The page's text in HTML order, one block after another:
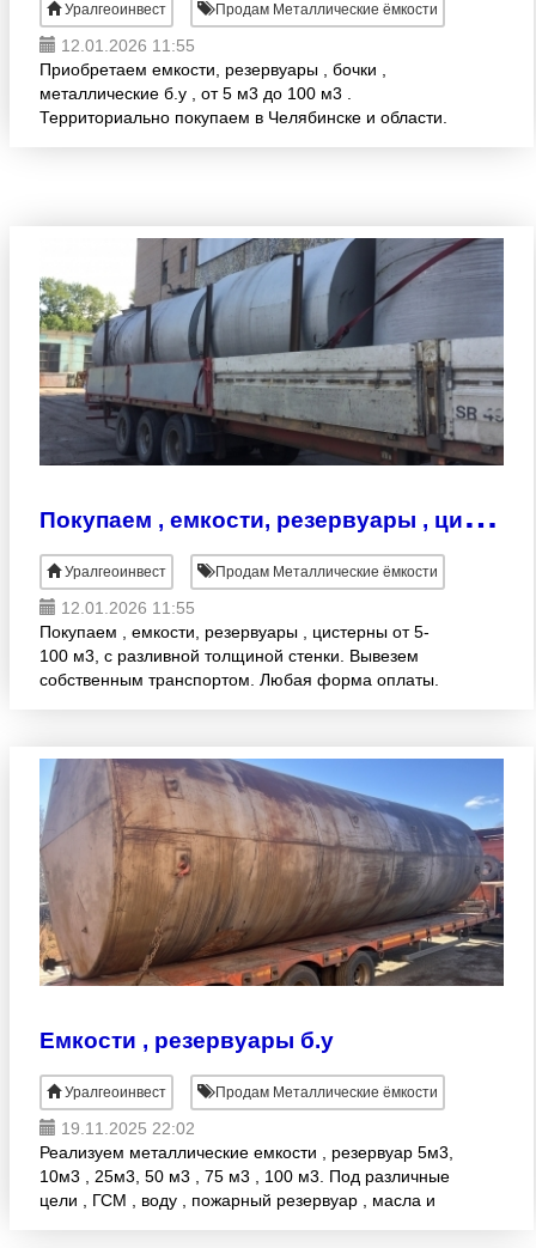
Уралгеоинвест Продам Металлические ёмкости
12.01.2026 11:55
Приобретаем емкости, резервуары , бочки ,
металлические б.у , от 5 м3 до 100 м3 .
Территориально покупаем в Челябинске и области.
П
окупаем , емкости, резервуары , цистерны
Уралгеоинвест Продам Металлические ёмкости
12.01.2026 11:55
Покупаем , емкости, резервуары , цистерны от 5-
100 м3, с разливной толщиной стенки. Вывезем
собственным транспортом. Любая форма оплаты.
Емкости , резервуары б.у
Уралгеоинвест Продам Металлические ёмкости
19.11.2025 22:02
Реализуем металлические емкости , резервуар 5м3,
10м3 , 25м3, 50 м3 , 75 м3 , 100 м3. Под различные
цели , ГСМ , воду , пожарный резервуар , масла и